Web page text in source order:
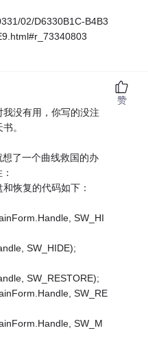
02/D6330B1C-B4B3
没有用，你写的没注
。
了一个曲线救国的办
恢复的代码如下：
SW_HI
SW_HIDE);
SW_RESTORE);
SW_RE
SW_M
赞